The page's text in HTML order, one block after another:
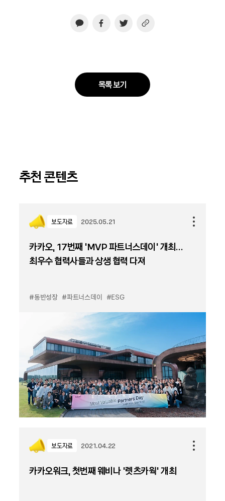
목록 보기
추천 콘텐츠
보도자료 2025.05.21
카카오, 17번째 ‘MVP 파트너스데이' 개최…
최우수 협력사들과 상생 협력 다져
#동반성장 #파트너스데이 #ESG
보도자료 2021.04.22
카카오워크, 첫번째 웨비나 ‘렛츠카웍’ 개최